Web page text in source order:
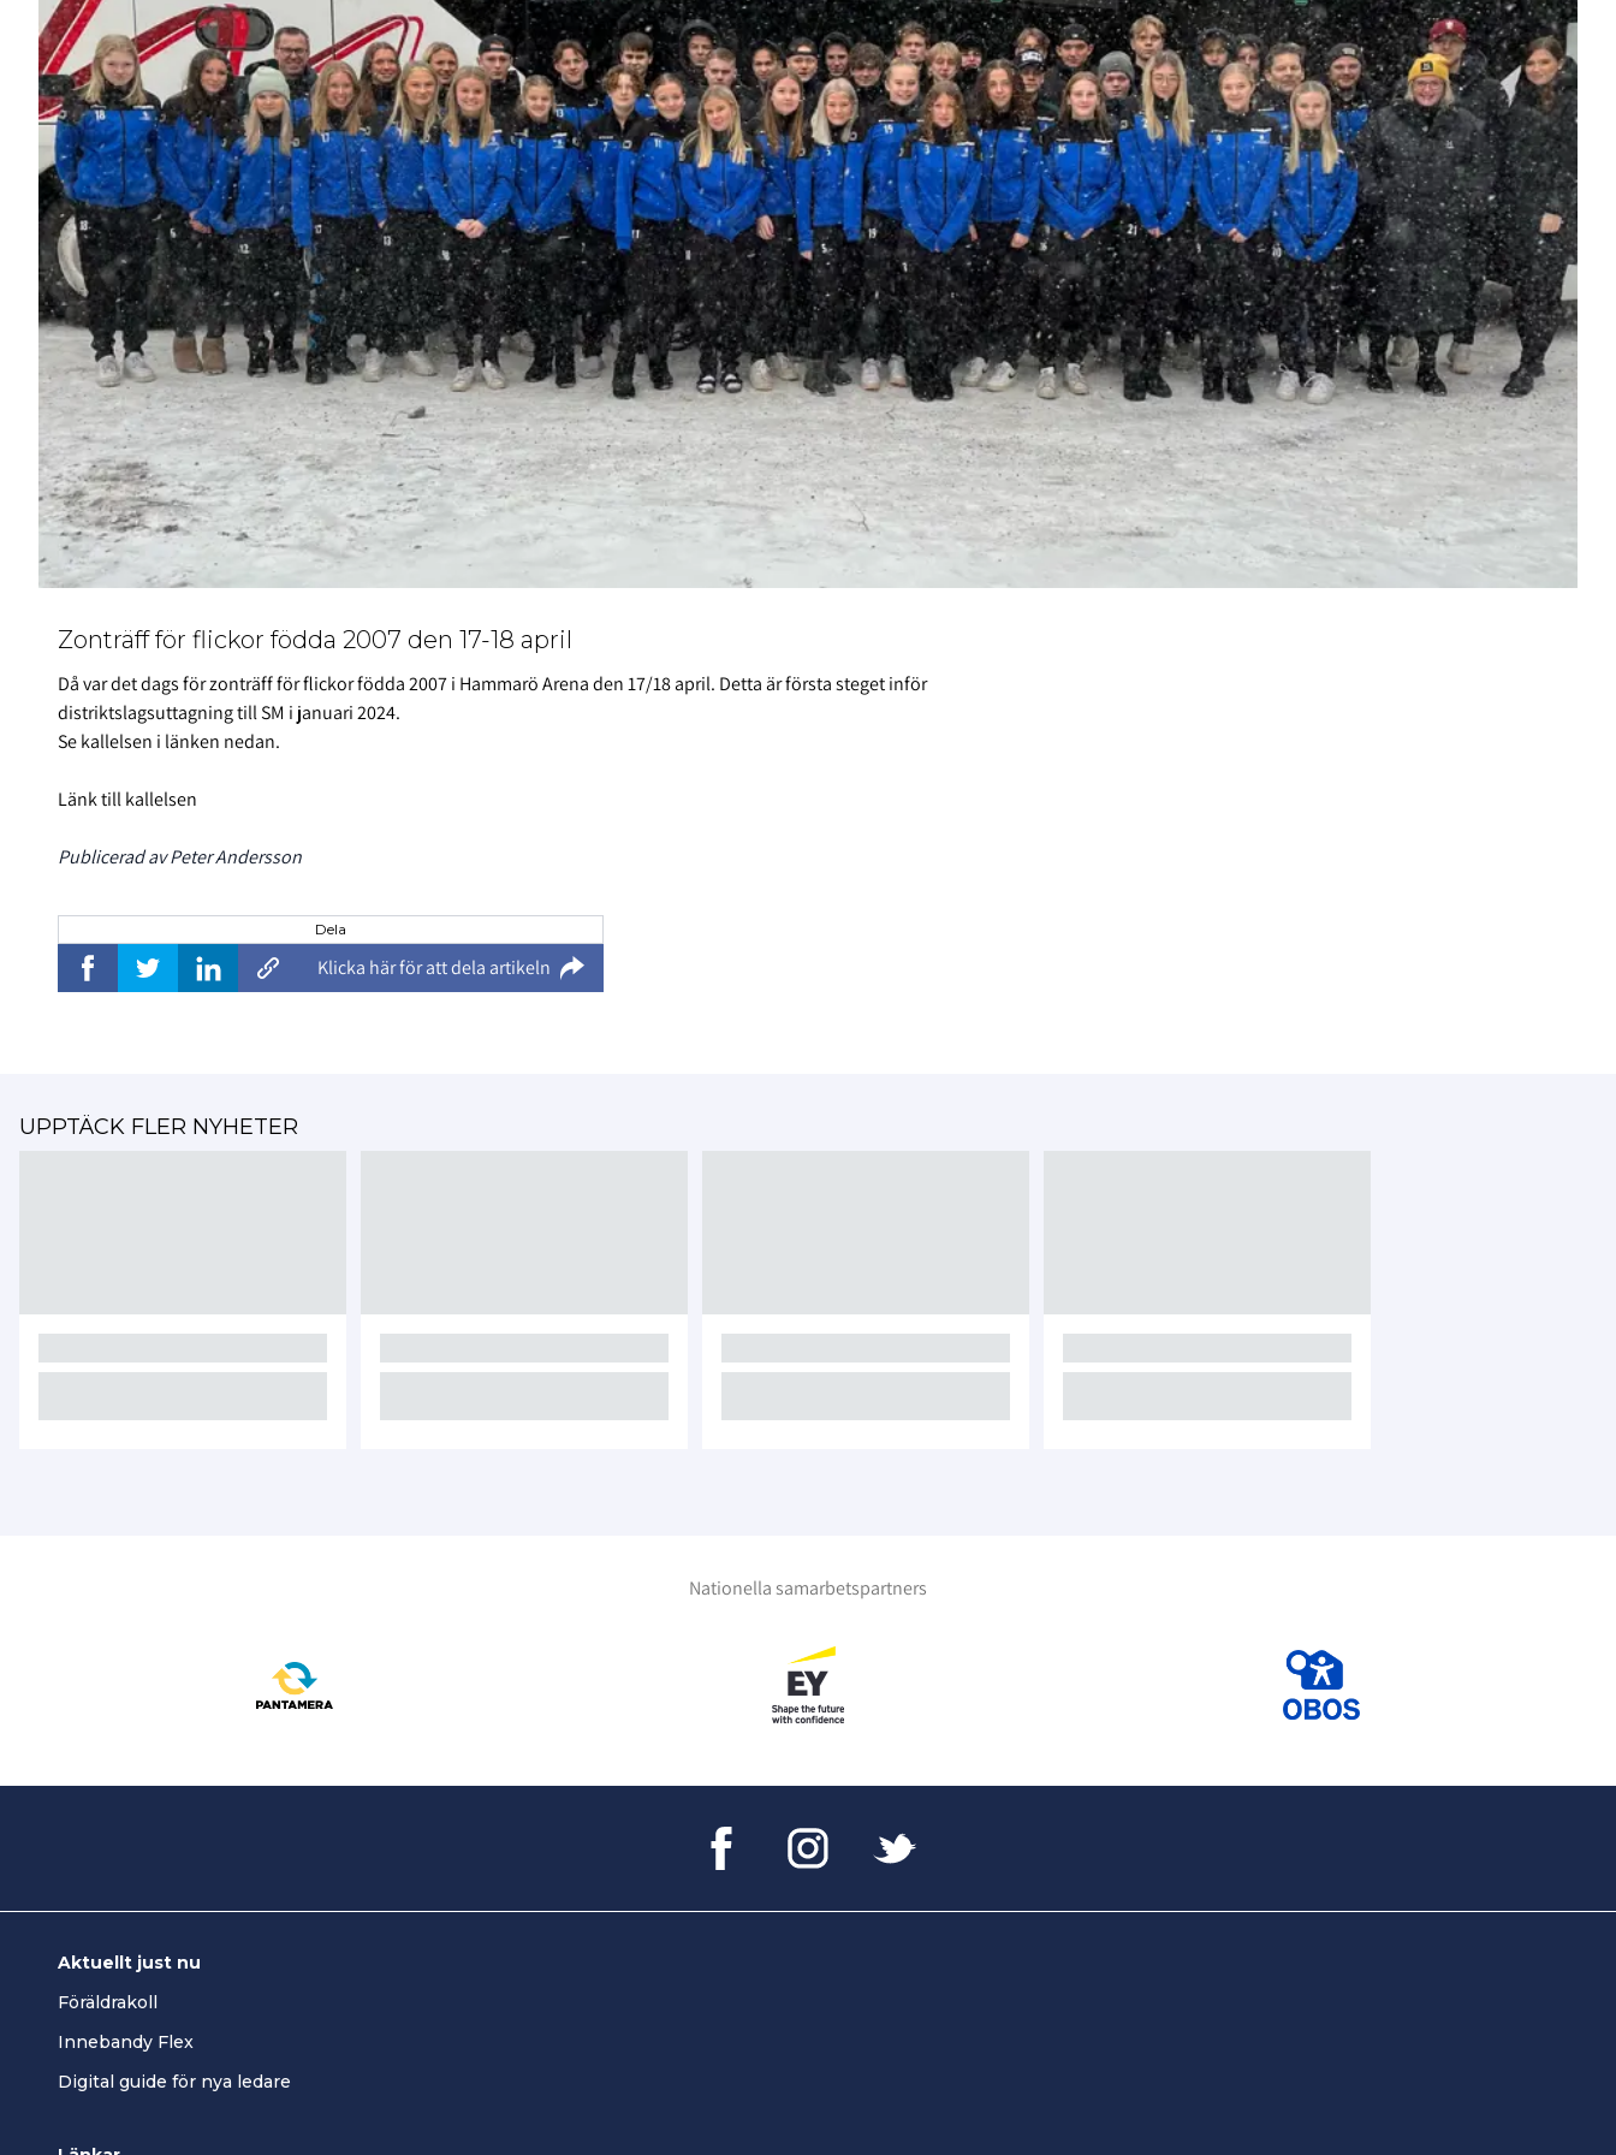
Zonträff för flickor födda 2007 den 17-18 april
Då var det dags för zonträff för flickor födda 2007 i Hammarö Arena den 17/18 april. Detta är första steget inför
distriktslagsuttagning till SM i januari 2024.
Se kallelsen i länken nedan.
Länk till kallelsen
Publicerad av Peter Andersson
Dela
Klicka här för att dela artikeln
UPPTÄCK FLER NYHETER
Nationella samarbetspartners
Aktuellt just nu
Föräldrakoll
Innebandy Flex
Digital guide för nya ledare